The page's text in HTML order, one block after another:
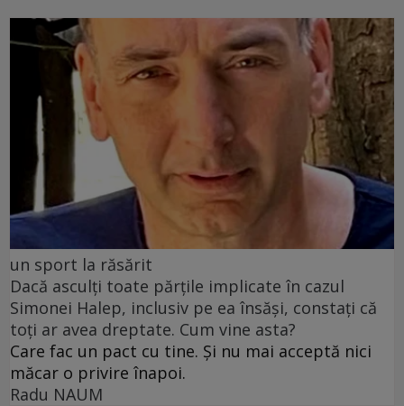
un sport la răsărit
Dacă asculți toate părțile implicate în cazul
Simonei Halep, inclusiv pe ea însăși, constați că
toți ar avea dreptate. Cum vine asta?
Care fac un pact cu tine. Și nu mai acceptă nici
măcar o privire înapoi.
Radu NAUM